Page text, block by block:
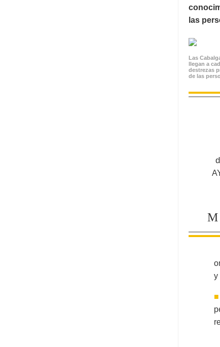
las
Las
llegan a
destrezas
de las
y
■